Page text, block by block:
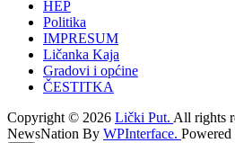
HEP
Politika
IMPRESUM
Ličanka Kaja
Gradovi i općine
ČESTITKA
Copyright © 2026 Lički Put. All rights
NewsNation By WPInterface. Powered